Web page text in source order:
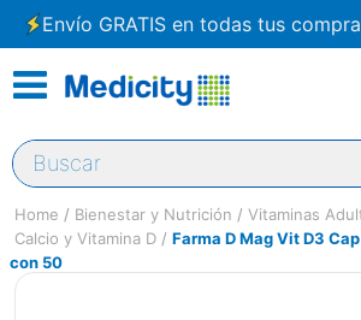
Envío GRATIS en todas tus
Buscar
Bienestar y Nutrición
Vitaminas
Calcio y Vitamina D
Farma D Mag Vit D3
con 50